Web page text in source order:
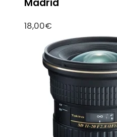
Madrid
18,00€